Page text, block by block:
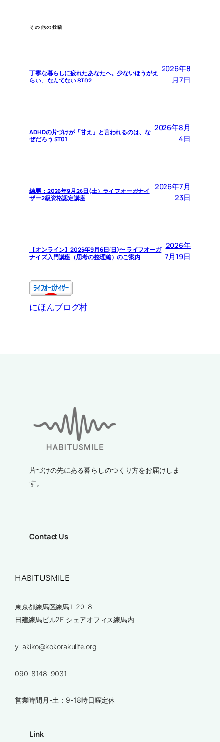
その他の投稿
丁寧な暮らしに疲れたあなたへ。少ないほうがえ
らい、なんてない ST02
2026年8
月7日
ADHDの片づけが「甘え」と言われるのは、な
ぜだろう ST01
2026年8月
4日
練馬：2026年9月26日(土）ライフオーガナイ
ザー2級資格認定講座
2026年7月
23日
【オンライン】2026年9月6日(日)〜 ライフオーガ
ナイズ入門講座（思考の整理編）のご案内
2026年
7月19日
にほんブログ村
片づけの先にある暮らしのつくり方をお届けしま
す。
Contact Us
HABITUSMILE
東京都練馬区練馬1-20-8
日建練馬ビル2F シェアオフィス練馬内
y-akiko@kokorakulife.org
090-8148-9031
営業時間月-土：9-18時日曜定休
Link